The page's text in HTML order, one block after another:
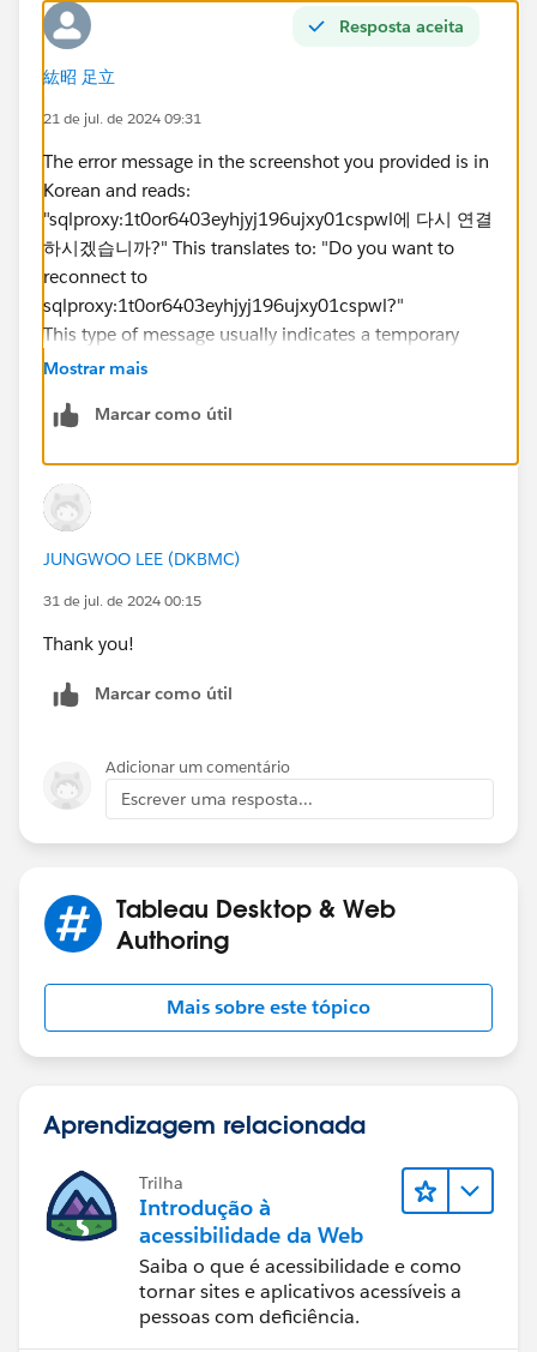
Resposta aceita
紘昭 足立
21 de jul. de 2024 09:31
The error message in the screenshot you provided is in
Korean and reads:
"sqlproxy:1t0or6403eyhjyj196ujxy01cspwl에 다시 연결
하시겠습니까?" This translates to: "Do you want to
reconnect to
sqlproxy:1t0or6403eyhjyj196ujxy01cspwl?"
This type of message usually indicates a temporary
connectivity issue with the data source.
Try connecting to the same data source from a
is specific to your current environment.
Mostrar mais
Marcar como útil
JUNGWOO LEE (DKBMC)
31 de jul. de 2024 00:15
Thank you!
Marcar como útil
Adicionar um comentário
Escrever uma resposta...
Tableau Desktop & Web
Authoring
Mais sobre este tópico
Aprendizagem relacionada
Trilha
Introdução à
acessibilidade da Web
Saiba o que é acessibilidade e como
tornar sites e aplicativos acessíveis a
pessoas com deficiência.